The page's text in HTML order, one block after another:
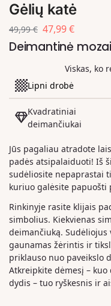
Gėlių katė
49,99€ 47,99€
Deimantinė
Viskas, ko
Lipni drobė
Kvadratiniai
deimančiukai
Jūs pagaliau atradote
padės atsipalaiduoti! Iš
sudėliosite nepaprastai
kuriuo galėsite papuošti
Rinkinyje rasite klijais
simbolius. Kiekvienas
deimančiuką. Sudėliojus
gaunamas žėrintis ir
priklauso nuo paveikslo
Atkreipkite dėmesį –
dydis – tuo ryškesnis ir